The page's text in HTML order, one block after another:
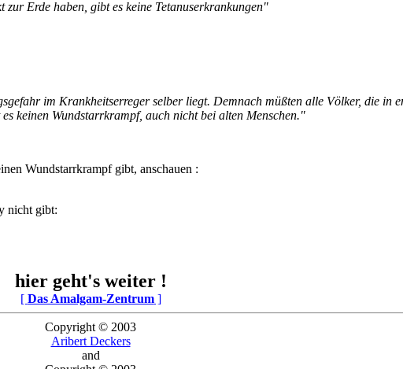
Erde haben, gibt es keine Tetanuserkrankungen"
im Krankheitserreger selber liegt. Demnach müßten alle Völker, die in
keinen Wundstarrkrampf, auch nicht bei alten Menschen."
Wundstarrkrampf gibt, anschauen :
nicht gibt:
hier geht's weiter !
[ Das Amalgam-Zentrum]
Copyright © 2003
Aribert Deckers
and